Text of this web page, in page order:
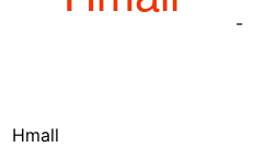
Hmall
-